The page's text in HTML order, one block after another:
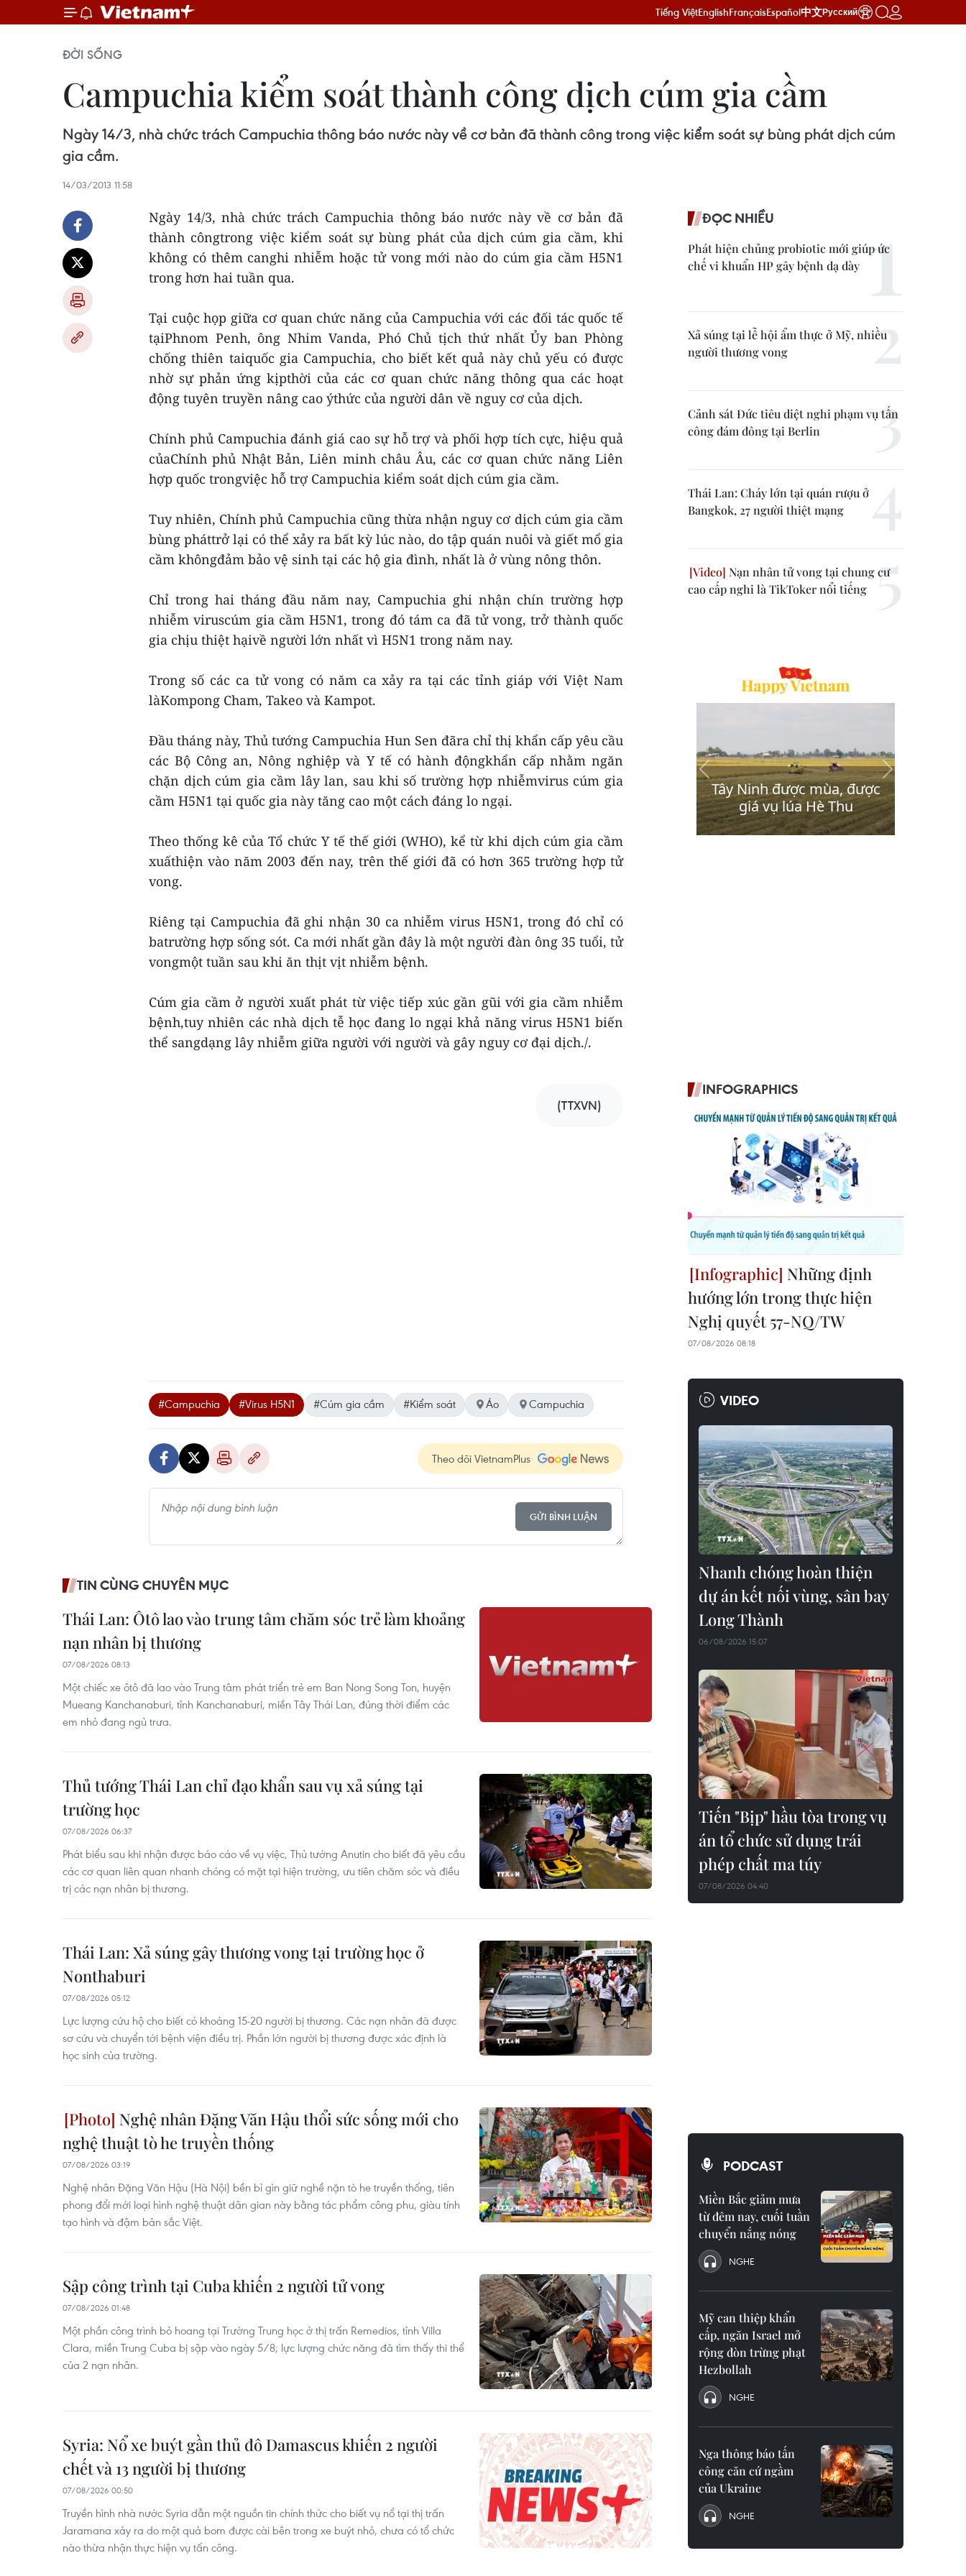
Tiếng ViệtEnglishFrançaisEspañol中文Русский
ĐỜI SỐNG
Campuchia kiểm soát thành công dịch cúm gia cầm
Ngày 14/3, nhà chức trách Campuchia thông báo nước này về cơ bản đã thành công trong việc kiểm soát sự bùng phát dịch cúm
gia cầm.
14/03/2013 11:58
Ngày 14/3, nhà chức trách Campuchia thông báo nước này về cơ bản đã
thành côngtrong việc kiểm soát sự bùng phát của dịch cúm gia cầm, khi
không có thêm canghi nhiễm hoặc tử vong mới nào do cúm gia cầm H5N1
trong hơn hai tuần qua.
Tại cuộc họp giữa cơ quan chức năng của Campuchia với các đối tác quốc tế
tạiPhnom Penh, ông Nhim Vanda, Phó Chủ tịch thứ nhất Ủy ban Phòng
chống thiên taiquốc gia Campuchia, cho biết kết quả này chủ yếu có được
nhờ sự phản ứng kịpthời của các cơ quan chức năng thông qua các hoạt
động tuyên truyền nâng cao ýthức của người dân về nguy cơ của dịch.
Chính phủ Campuchia đánh giá cao sự hỗ trợ và phối hợp tích cực, hiệu quả
củaChính phủ Nhật Bản, Liên minh châu Âu, các cơ quan chức năng Liên
hợp quốc trongviệc hỗ trợ Campuchia kiểm soát dịch cúm gia cầm.
Tuy nhiên, Chính phủ Campuchia cũng thừa nhận nguy cơ dịch cúm gia cầm
bùng pháttrở lại có thể xảy ra bất kỳ lúc nào, do tập quán nuôi và giết mổ gia
cầm khôngđảm bảo vệ sinh tại các hộ gia đình, nhất là ở vùng nông thôn.
Chỉ trong hai tháng đầu năm nay, Campuchia ghi nhận chín trường hợp
nhiễm viruscúm gia cầm H5N1, trong đó tám ca đã tử vong, trở thành quốc
gia chịu thiệt hạivề người lớn nhất vì H5N1 trong năm nay.
Trong số các ca tử vong có năm ca xảy ra tại các tỉnh giáp với Việt Nam
làKompong Cham, Takeo và Kampot.
Đầu tháng này, Thủ tướng Campuchia Hun Sen đãra chỉ thị khẩn cấp yêu cầu
các Bộ Công an, Nông nghiệp và Y tế có hành độngkhẩn cấp nhằm ngăn
chặn dịch cúm gia cầm lây lan, sau khi số trường hợp nhiễmvirus cúm gia
cầm H5N1 tại quốc gia này tăng cao một cách đáng lo ngại.
Theo thống kê của Tổ chức Y tế thế giới (WHO), kể từ khi dịch cúm gia cầm
xuấthiện vào năm 2003 đến nay, trên thế giới đã có hơn 365 trường hợp tử
vong.
Riêng tại Campuchia đã ghi nhận 30 ca nhiễm virus H5N1, trong đó chỉ có
batrường hợp sống sót. Ca mới nhất gần đây là một người đàn ông 35 tuổi, tử
vongmột tuần sau khi ăn thịt vịt nhiễm bệnh.
Cúm gia cầm ở người xuất phát từ việc tiếp xúc gần gũi với gia cầm nhiễm
bệnh,tuy nhiên các nhà dịch tễ học đang lo ngại khả năng virus H5N1 biến
thể sangdạng lây nhiễm giữa người với người và gây nguy cơ đại dịch./.
(TTXVN)
#Campuchia #Virus H5N1 #Cúm gia cầm #Kiểm soát Áo Campuchia
Theo dõi VietnamPlus
GỬI BÌNH LUẬN
TIN CÙNG CHUYÊN MỤC
Thái Lan: Ôtô lao vào trung tâm chăm sóc trẻ làm khoảng
nạn nhân bị thương
07/08/2026 08:13
Một chiếc xe ôtô đã lao vào Trung tâm phát triển trẻ em Ban Nong Song Ton, huyện
Mueang Kanchanaburi, tỉnh Kanchanaburi, miền Tây Thái Lan, đúng thời điểm các
em nhỏ đang ngủ trưa.
Thủ tướng Thái Lan chỉ đạo khẩn sau vụ xả súng tại
trường học
07/08/2026 06:37
Phát biểu sau khi nhận được báo cáo về vụ việc, Thủ tướng Anutin cho biết đã yêu cầu
các cơ quan liên quan nhanh chóng có mặt tại hiện trường, ưu tiên chăm sóc và điều
trị các nạn nhân bị thương.
Thái Lan: Xả súng gây thương vong tại trường học ở
Nonthaburi
07/08/2026 05:12
Lực lượng cứu hộ cho biết có khoảng 15-20 người bị thương. Các nạn nhân đã được
sơ cứu và chuyển tới bệnh viện điều trị. Phần lớn người bị thương được xác định là
học sinh của trường.
Nghệ nhân Đặng Văn Hậu thổi sức sống mới cho
nghệ thuật tò he truyền thống
07/08/2026 03:19
Nghệ nhân Đặng Văn Hậu (Hà Nội) bền bỉ gìn giữ nghề nặn tò he truyền thống, tiên
phong đổi mới loại hình nghệ thuật dân gian này bằng tác phẩm công phu, giàu tính
tạo hình và đậm bản sắc Việt.
Sập công trình tại Cuba khiến 2 người tử vong
07/08/2026 01:48
Một phần công trình bỏ hoang tại Trường Trung học ở thị trấn Remedios, tỉnh Villa
Clara, miền Trung Cuba bị sập vào ngày 5/8; lực lượng chức năng đã tìm thấy thi thể
của 2 nạn nhân.
Syria: Nổ xe buýt gần thủ đô Damascus khiến 2 người
chết và 13 người bị thương
07/08/2026 00:50
Truyền hình nhà nước Syria dẫn một nguồn tin chính thức cho biết vụ nổ tại thị trấn
Jaramana xảy ra do một quả bom được cài bên trong xe buýt nhỏ, chưa có tổ chức
nào thừa nhận thực hiện vụ tấn công.
ĐỌC NHIỀU
Phát hiện chủng probiotic mới giúp ức
chế vi khuẩn HP gây bệnh dạ dày
Xả súng tại lễ hội ẩm thực ở Mỹ, nhiều
người thương vong
Cảnh sát Đức tiêu diệt nghi phạm vụ tấn
công đám đông tại Berlin
Thái Lan: Cháy lớn tại quán rượu ở
Bangkok, 27 người thiệt mạng
Nạn nhân tử vong tại chung cư
cao cấp nghi là TikToker nổi tiếng
INFOGRAPHICS
Những định
hướng lớn trong thực hiện
Nghị quyết 57-NQ/TW
07/08/2026 08:18
VIDEO
Nhanh chóng hoàn thiện
dự án kết nối vùng, sân bay
Long Thành
06/08/2026 15:07
Tiến "Bịp" hầu tòa trong vụ
án tổ chức sử dụng trái
phép chất ma túy
07/08/2026 04:40
PODCAST
Miền Bắc giảm mưa
từ đêm nay, cuối tuần
chuyển nắng nóng
NGHE
Mỹ can thiệp khẩn
cấp, ngăn Israel mở
rộng đòn trừng phạt
Hezbollah
NGHE
Nga thông báo tấn
công căn cứ ngầm
của Ukraine
NGHE